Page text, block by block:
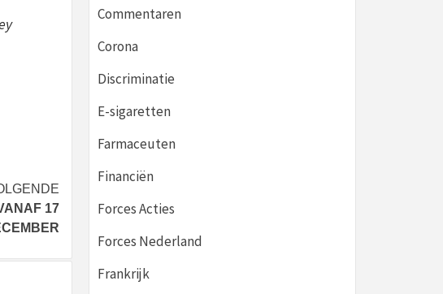
17
Commentaren
Corona
Discriminatie
E-sigaretten
Farmaceuten
Financiën
Forces Acties
Forces Nederland
Frankrijk